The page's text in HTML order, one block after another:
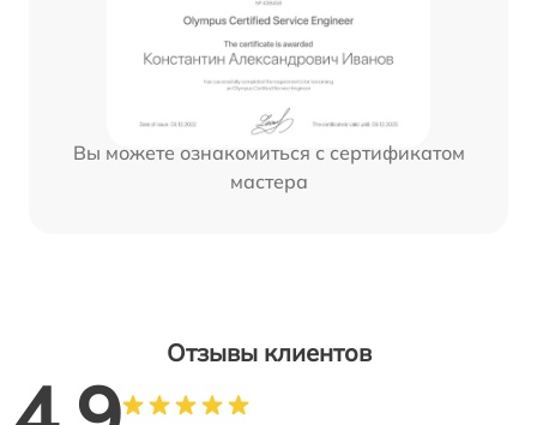
Вы можете ознакомиться с сертификатом
мастера
Отзывы клиентов